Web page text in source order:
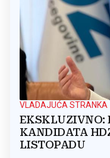
VLADAJUĆA STRANKA
EKSKLUZIVNO:
KANDIDATA
LISTOPADU